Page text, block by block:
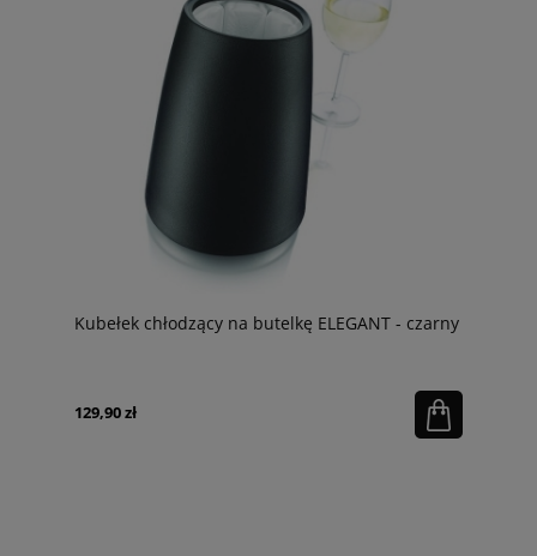
Kubełek chłodzący na butelkę ELEGANT - czarny
129,90 zł